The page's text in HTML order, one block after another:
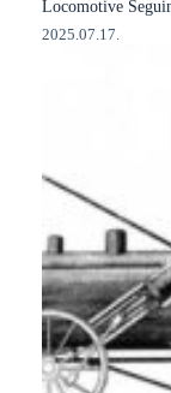
Locomotive
2025.07.17.